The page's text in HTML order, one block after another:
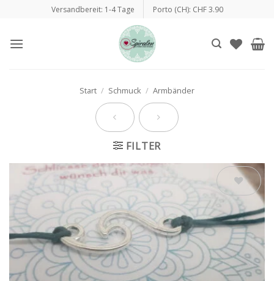
springen
Versandbereit: 1-4 Tage Porto (CH): CHF 3.90
Start / Schmuck / Armbänder
FILTER
Auf die
Wunschliste